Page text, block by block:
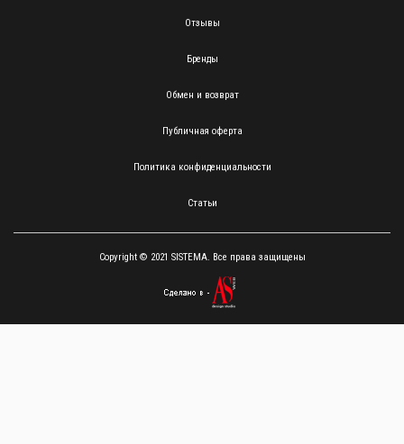
Отзывы
Бренды
Обмен и возврат
Публичная оферта
Политика конфиденциальности
Статьи
Copyright © 2021 SISTEMA. Все права защищены